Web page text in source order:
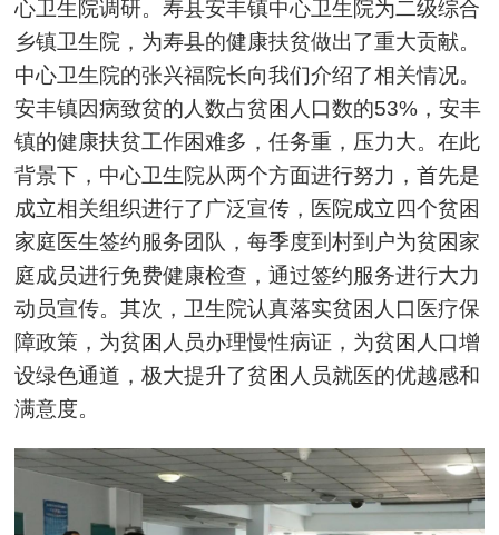
心卫生院调研。寿县安丰镇中心卫生院为二级综合
乡镇卫生院，为寿县的健康扶贫做出了重大贡献。
中心卫生院的张兴福院长向我们介绍了相关情况。
安丰镇因病致贫的人数占贫困人口数的53%，安丰
镇的健康扶贫工作困难多，任务重，压力大。在此
背景下，中心卫生院从两个方面进行努力，首先是
成立相关组织进行了广泛宣传，医院成立四个贫困
家庭医生签约服务团队，每季度到村到户为贫困家
庭成员进行免费健康检查，通过签约服务进行大力
动员宣传。其次，卫生院认真落实贫困人口医疗保
障政策，为贫困人员办理慢性病证，为贫困人口增
设绿色通道，极大提升了贫困人员就医的优越感和
满意度。